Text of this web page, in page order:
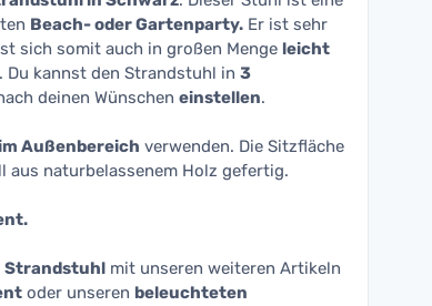
Beach- oder Gartenparty. Er ist sehr
sich somit auch in großen Menge leicht
. Du kannst den Strandstuhl in 3
deinen Wünschen einstellen.
Außenbereich verwenden. Die Sitzfläche
aus naturbelassenem Holz gefertig.
Strandstuhl mit unseren weiteren Artikeln
oder unseren beleuchteten